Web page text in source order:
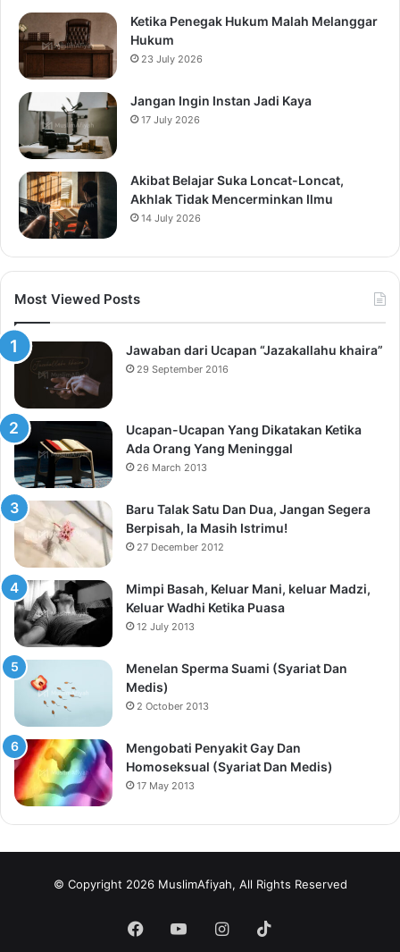
Ketika Penegak Hukum Malah Melanggar
Hukum
23 July 2026
Jangan Ingin Instan Jadi Kaya
17 July 2026
Akibat Belajar Suka Loncat-Loncat,
Akhlak Tidak Mencerminkan Ilmu
14 July 2026
Most Viewed Posts
Jawaban dari Ucapan “Jazakallahu khaira”
29 September 2016
Ucapan-Ucapan Yang Dikatakan Ketika
Ada Orang Yang Meninggal
26 March 2013
Baru Talak Satu Dan Dua, Jangan Segera
Berpisah, Ia Masih Istrimu!
27 December 2012
Mimpi Basah, Keluar Mani, keluar Madzi,
Keluar Wadhi Ketika Puasa
12 July 2013
Menelan Sperma Suami (Syariat Dan
Medis)
2 October 2013
Mengobati Penyakit Gay Dan
Homoseksual (Syariat Dan Medis)
17 May 2013
© Copyright 2026 MuslimAfiyah, All Rights Reserved
Facebook
YouTubeInstagram